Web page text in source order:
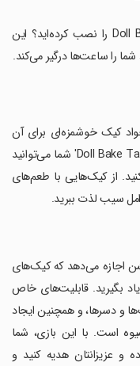
آیا تا کنون بازی Doll Bake Tasty Cakes Bakery را نصب کرده‌اید؟ این
را ساعت‌ها درگیر می‌کند.
کیک خوشمزه‌ای برای آن
درست کنید؟ با اپلیکیشن 'Doll Bake Tasty Cakes Bakery' شما می‌توانید
از کیک‌هایی با طعم‌های
سیب لذت ببرید.
اجازه می‌دهد که کیک‌های
بگیرید. قابلیت‌های خاص
و دسرها، و همچنین ایجاد
است. با این بازی، شما
و عزیزانتان هدیه کنید و